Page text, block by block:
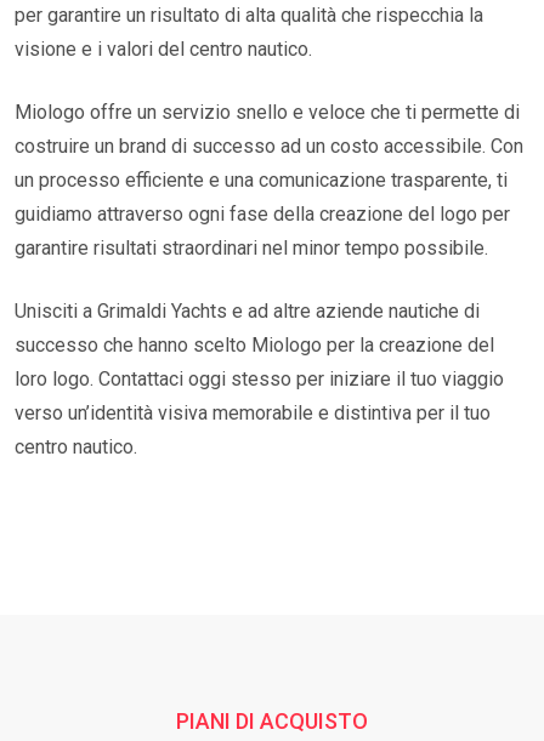
per garantire un risultato di alta qualità che rispecchia la
visione e i valori del centro nautico.
Miologo offre un servizio snello e veloce che ti permette di
costruire un brand di successo ad un costo accessibile. Con
un processo efficiente e una comunicazione trasparente, ti
guidiamo attraverso ogni fase della creazione del logo per
garantire risultati straordinari nel minor tempo possibile.
Unisciti a Grimaldi Yachts e ad altre aziende nautiche di
successo che hanno scelto Miologo per la creazione del
loro logo. Contattaci oggi stesso per iniziare il tuo viaggio
verso un’identità visiva memorabile e distintiva per il tuo
centro nautico.
PIANI DI ACQUISTO